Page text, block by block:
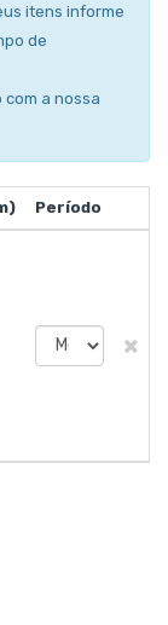
itens informe
de
a nossa
Período
×